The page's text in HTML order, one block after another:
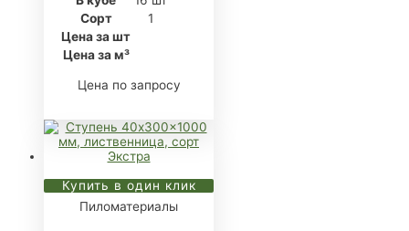
Сорт
1
Цена за шт
Цена за м³
Цена по запросу
Купить в один клик
Пиломатериалы